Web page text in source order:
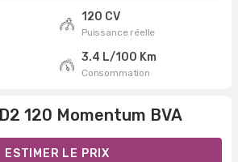
120 CV
Puissance réelle
3.4 L/100 Km
Consommation
120 Momentum BVA
ESTIMER LE PRIX